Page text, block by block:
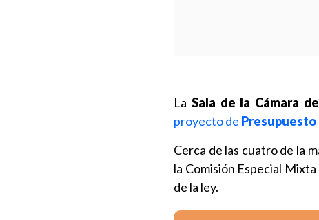
La Sala de la Cámara
proyecto de Presupuesto
Cerca de las cuatro de la
la Comisión Especial
de la ley.